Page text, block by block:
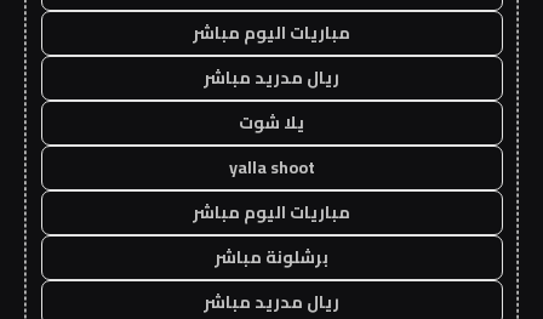
مباريات اليوم مباشر
ريال مدريد مباشر
يلا شوت
yalla shoot
مباريات اليوم مباشر
برشلونة مباشر
ريال مدريد مباشر